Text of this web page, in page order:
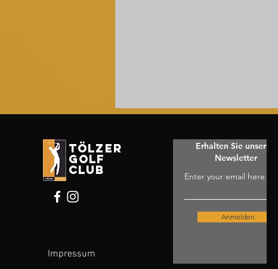
tölzer
golf
club
Impressum
Erhalten Sie unseren
Newsletter
Enter your email here
Anmelden